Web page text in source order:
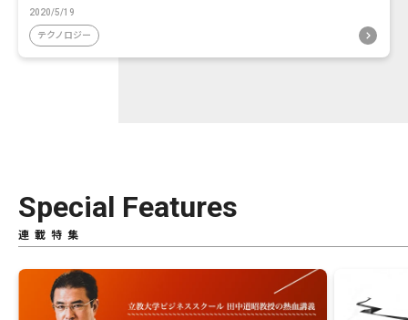
2020/5/19
テクノロジー
Special Features
連載特集